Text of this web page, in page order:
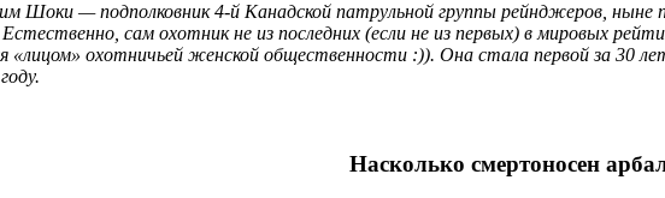
Шоки — подполковник 4-й Канадской патрульной группы рейнджеров,
сам охотник не из последних (если не из первых) в мировых
«лицом» охотничьей женской общественности :)). Она стала первой за 30
Насколько смертоносен